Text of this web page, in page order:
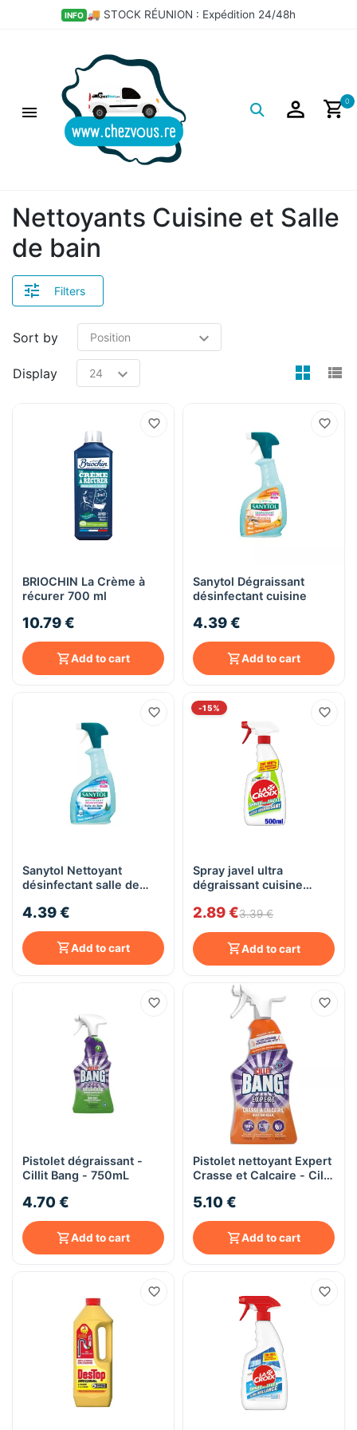
INFO 🚚 STOCK RÉUNION : Expédition 24/48h
0
Nettoyants Cuisine et Salle
de bain
Filters
Sort by
Display
BRIOCHIN La Crème à
récurer 700 ml
10.79 €
Add to cart
Sanytol Dégraissant
désinfectant cuisine
4.39 €
Add to cart
Sanytol Nettoyant
désinfectant salle de
4.39 €
Add to cart
-15%
Spray javel ultra
dégraissant cuisine
2.89 €3.39 €
Add to cart
Pistolet dégraissant -
Cillit Bang - 750mL
4.70 €
Add to cart
Pistolet nettoyant Expert
Crasse et Calcaire - Cillit
5.10 €
Add to cart
×